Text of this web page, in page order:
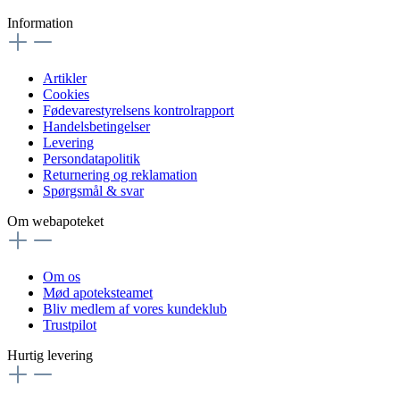
Information
Artikler
Cookies
Fødevarestyrelsens kontrolrapport
Handelsbetingelser
Levering
Persondatapolitik
Returnering og reklamation
Spørgsmål & svar
Om webapoteket
Om os
Mød apoteksteamet
Bliv medlem af vores kundeklub
Trustpilot
Hurtig levering